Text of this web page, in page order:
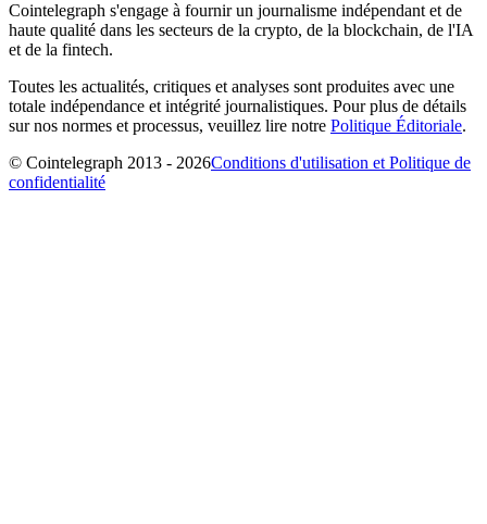
Cointelegraph s'engage à fournir un journalisme indépendant et de
haute qualité dans les secteurs de la crypto, de la blockchain, de l'IA
et de la fintech.
Toutes les actualités, critiques et analyses sont produites avec une
totale indépendance et intégrité journalistiques. Pour plus de détails
sur nos normes et processus, veuillez lire notre Politique Éditoriale.
© Cointelegraph 2013 - 2026Conditions d'utilisation et Politique de
confidentialité